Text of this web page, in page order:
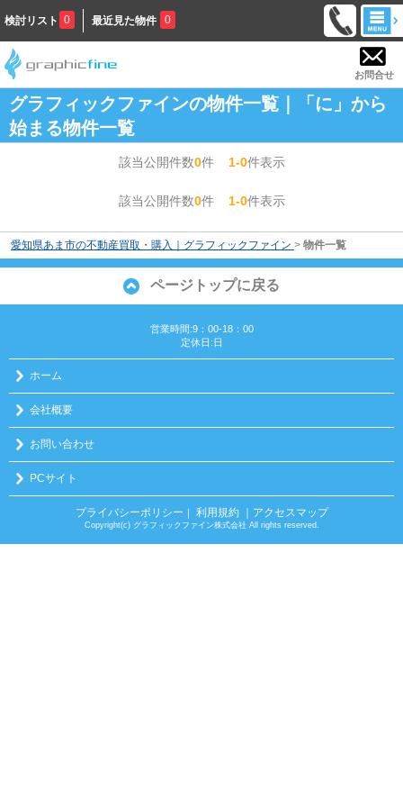
検討リスト 0 最近見た物件 0
お問合せ
グラフィックファインの物件一覧｜「に」から
始まる物件一覧
該当公開件数0件1-0件表示
該当公開件数0件1-0件表示
愛知県あま市の不動産買取・購入｜グラフィックファイン > 物件一覧
ページトップに戻る
営業時間:9：00‐18：00
定休日:日
ホーム
会社概要
お問い合わせ
PCサイト
プライバシーポリシー ｜ 利用規約 ｜アクセスマップ
Copyright(c) グラフィックファイン株式会社 All rights reserved.